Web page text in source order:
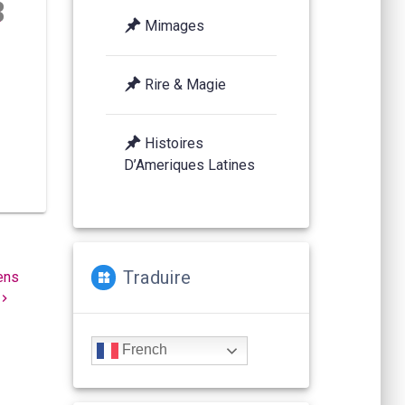
Mimages
Rire & Magie
Histoires
D’Ameriques Latines
Traduire
French